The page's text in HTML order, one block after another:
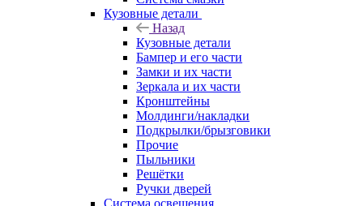
Кузовные детали
Назад
Кузовные детали
Бампер и его части
Замки и их части
Зеркала и их части
Кронштейны
Молдинги/накладки
Подкрылки/брызговики
Прочие
Пыльники
Решётки
Ручки дверей
Система освещения